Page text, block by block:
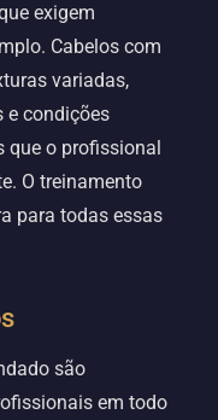
exigem
Cabelos com
variadas,
e condições
que o profissional
O treinamento
para todas essas
são
em todo